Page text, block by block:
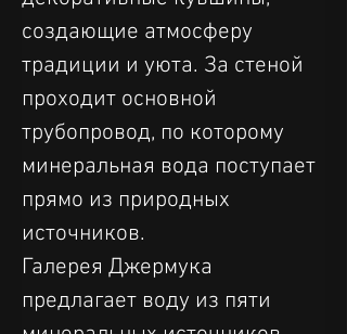
создающие атмосферу
традиции и уюта. За стеной
проходит основной
трубопровод, по которому
минеральная вода поступает
прямо из природных
источников.
Галерея Джермука
предлагает воду из пяти